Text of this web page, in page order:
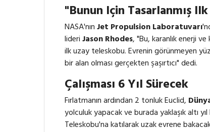
"Bunun Için Tasarlanmış
NASA'nınJet Propulsion Laboratuvarı
lideriJason Rhodes, "Bu, karanlık enerji
ilk uzay teleskobu. Evrenin görünmeyen
bir alan olması gerçekten şaşırtıcı" dedi.
Çalışması 6 Yıl Sürecek
Fırlatmanın ardından 2 tonluk Euclid,
yolculuk yapacak ve burada yaklaşık altı
Teleskobu'na katılarak uzak evrene